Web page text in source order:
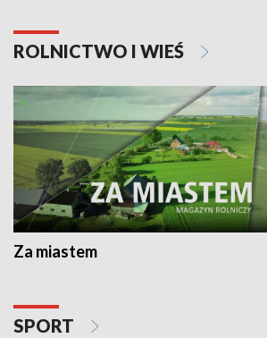
ROLNICTWO I WIEŚ
Za miastem
SPORT